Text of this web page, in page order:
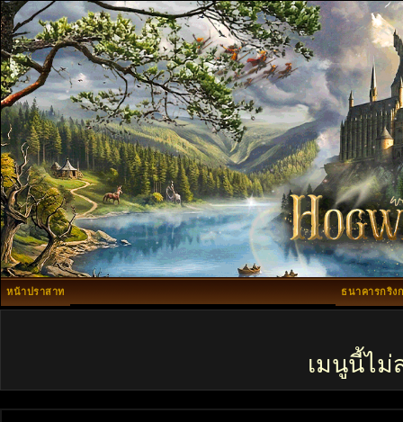
หน้าปราสาท ธนาคารกริง
เมนูนี้ไม่